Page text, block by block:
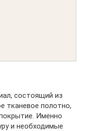
состоящий из
тканевое полотно,
Именно
и необходимые